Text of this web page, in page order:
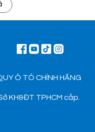
Ô TÔ CHÍNH HÃNG
KH&ĐT TPHCM cấp.